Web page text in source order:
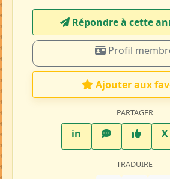
Répondre à cette
Profil
Ajouter aux
PARTAGER
inLinkedInWhatsApp X
TRADUIRE